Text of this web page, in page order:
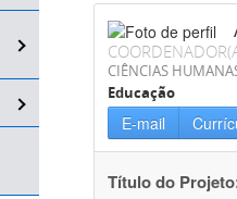
CIÊNCIAS
Educação
E-mail
Título do